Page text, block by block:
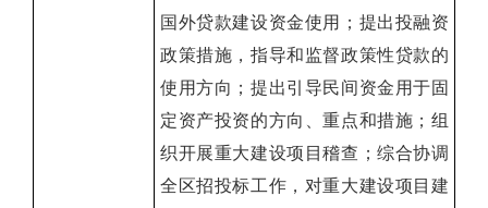
国外贷款建设资金使用；提出投融资
政策措施，指导和监督政策性贷款的
使用方向；提出引导民间资金用于固
定资产投资的方向、重点和措施；组
织开展重大建设项目稽查；综合协调
全区招投标工作，对重大建设项目建